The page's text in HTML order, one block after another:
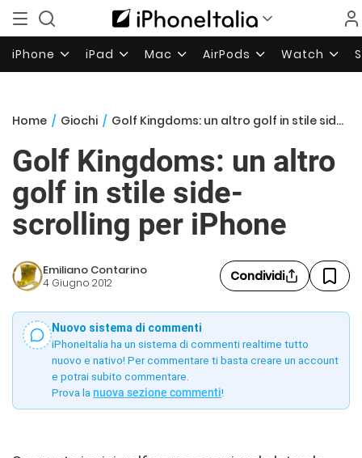
iPhone iPad Mac AirPods Watch
Home / Giochi / Golf Kingdoms: un altro golf in stile side-scrolling per iPhone
Golf Kingdoms: un altro
golf in stile side-
scrolling per iPhone
Emiliano Contarino
4 Giugno 2012 Condividi
Nuovo sistema di commenti
iPhoneItalia ha un sistema di commenti realtime tutto
nuovo e nativo! Per commentare ti basta creare un account
e potrai subito commentare.
Prova la nuova sezione commenti!